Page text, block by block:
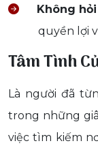
Không
quyền lợi
Tâm Tình
Là người đã
trong những
việc tìm kiếm